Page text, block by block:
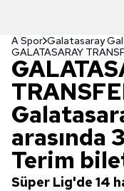
A Spor Galatasaray
arasında
Terim
Süper Lig'de 14